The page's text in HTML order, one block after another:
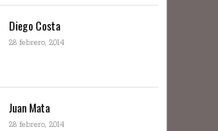
Diego Costa
28 febrero, 2014
Juan Mata
28 febrero, 2014